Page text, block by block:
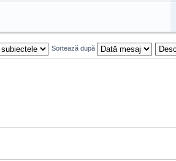
Sortează după